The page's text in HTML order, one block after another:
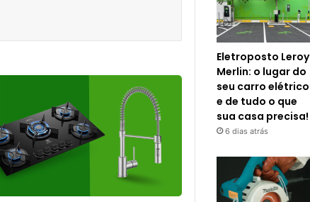
Eletroposto Leroy
Merlin: o lugar do
seu carro elétrico
e de tudo o que
sua casa precisa!
6 dias atrás